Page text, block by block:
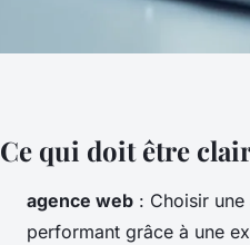
Ce qui doit être
agence web : Choisir
performant grâce à une